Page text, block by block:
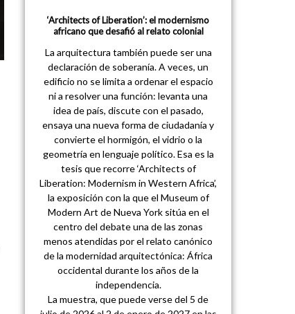
‘Architects of Liberation’: el modernismo
africano que desafió al relato colonial
La arquitectura también puede ser una
declaración de soberanía. A veces, un
edificio no se limita a ordenar el espacio
ni a resolver una función: levanta una
idea de país, discute con el pasado,
ensaya una nueva forma de ciudadanía y
convierte el hormigón, el vidrio o la
geometría en lenguaje político. Esa es la
tesis que recorre ‘Architects of
Liberation: Modernism in Western Africa’,
la exposición con la que el Museum of
Modern Art de Nueva York sitúa en el
centro del debate una de las zonas
menos atendidas por el relato canónico
de la modernidad arquitectónica: África
occidental durante los años de la
independencia.
La muestra, que puede verse del 5 de